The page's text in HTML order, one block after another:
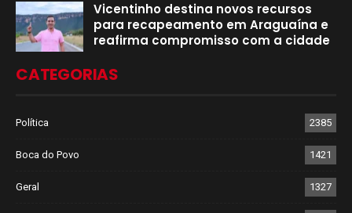
Vicentinho destina novos recursos
para recapeamento em Araguaína e
reafirma compromisso com a cidade
CATEGORIAS
Política 2385
Boca do Povo 1421
Geral 1327